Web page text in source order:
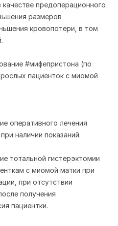
предоперационного
размеров
кровопотери, в том
#мифепристона (по
пациенток с миомой
оперативного лечения
наличии показаний.
тотальной гистерэктомии
с миомой матки при
при отсутствии
получения
пациентки.